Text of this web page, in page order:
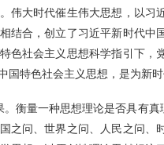
伟大时代催生伟大思想，以
结合，创立了习近平新时代
色社会主义思想科学指引下
国特色社会主义思想，是为新
。衡量一种思想理论是否具有
之问、世界之问、人民之问